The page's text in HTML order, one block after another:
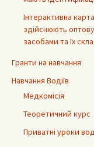
Інтерактивна
здійснюють
засобами та їх
Гранти на навчання
Навчання Водіїв
Медкомісія
Теоретичний курс
Приватні уроки